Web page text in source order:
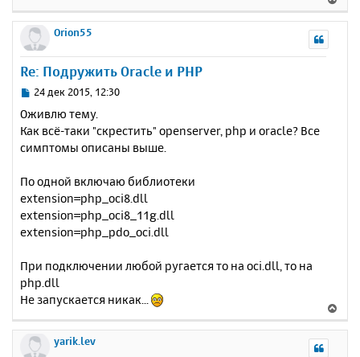
е
Orion55
Re: Подружить Oracle и PHP
С
о
б
щ
н
и
е
24 дек 2015, 12:30
Оживлю тему.
Как всё-таки "скрестить" openserver, php и oracle? Все
симптомы описаны выше.
По одной включаю библиотеки
extension=php_oci8.dll
extension=php_oci8_11g.dll
extension=php_pdo_oci.dll
При подключении любой ругается то на oci.dll, то на
php.dll
Не запускается никак...
е
yarik.lev